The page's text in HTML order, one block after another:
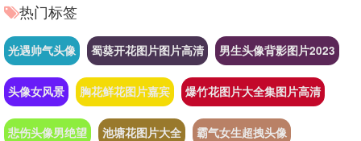
热门标签
光遇帅气头像 蜀葵开花图片图片高清 男生头像背影图片2023
头像女风景 胸花鲜花图片嘉宾 爆竹花图片大全集图片高清
悲伤头像男绝望 池塘花图片大全 霸气女生超拽头像